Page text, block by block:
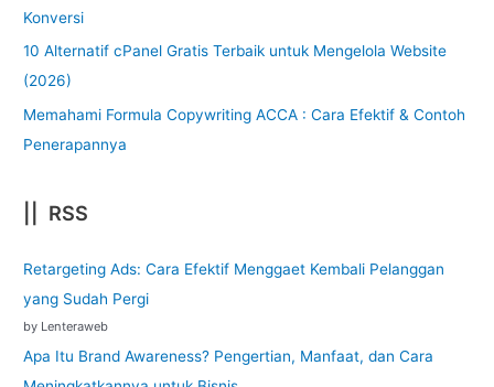
Konversi
10 Alternatif cPanel Gratis Terbaik untuk Mengelola Website
(2026)
Memahami Formula Copywriting ACCA : Cara Efektif & Contoh
Penerapannya
|| RSS
Retargeting Ads: Cara Efektif Menggaet Kembali Pelanggan
yang Sudah Pergi
by Lenteraweb
Apa Itu Brand Awareness? Pengertian, Manfaat, dan Cara